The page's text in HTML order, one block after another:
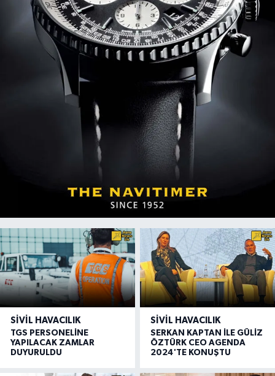
SIVIL HAVACILIK
TGS PERSONELİNE
YAPILACAK ZAMLAR
DUYURULDU
SIVIL HAVACILIK
SERKAN KAPTAN İLE GÜLİZ
ÖZTÜRK CEO AGENDA
2024'TE KONUŞTU